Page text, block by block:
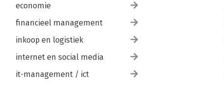
economie
financieel management
inkoop en logistiek
internet en social media
it-management / ict